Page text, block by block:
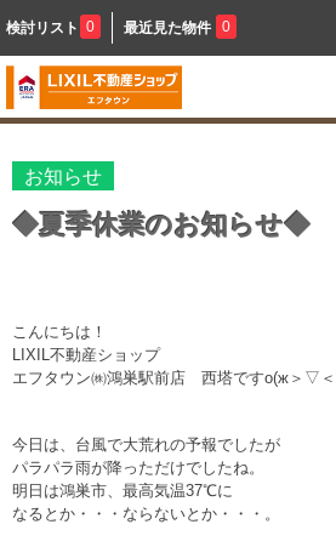
検討リスト 0 最近見た物件 0
お知らせ
◆夏季休業のお知らせ◆
こんにちは！
LIXIL不動産ショップ
エフタウン㈱鴻巣駅前店 西塔ですо(ж＞▽
今日は、台風で大荒れの予報でしたが
パラパラ雨が降っただけでしたね。
明日は鴻巣市、最高気温37℃に
なるとか・・・ならないとか・・・。